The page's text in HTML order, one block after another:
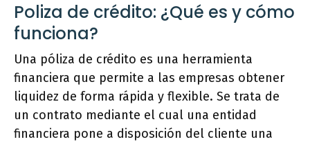
Poliza de crédito: ¿Qué es y cómo
funciona?
Una póliza de crédito es una herramienta
financiera que permite a las empresas obtener
liquidez de forma rápida y flexible. Se trata de
un contrato mediante el cual una entidad
financiera pone a disposición del cliente una